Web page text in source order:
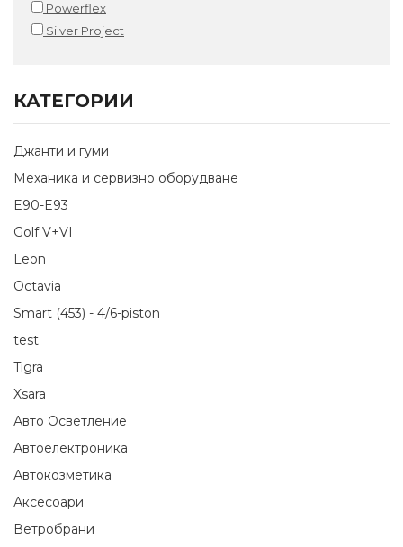
Powerflex
Silver Project
КАТЕГОРИИ
Джанти и гуми
Механика и сервизно оборудване
E90-E93
Golf V+VI
Leon
Octavia
Smart (453) - 4/6-piston
test
Tigra
Xsara
Авто Осветление
Автоелектроника
Автокозметика
Аксесоари
Ветробрани